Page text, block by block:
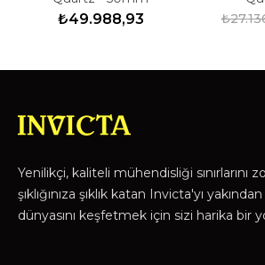
₺49.988,93
Yenilikçi, kaliteli mühendisliği sınırlarını
şıklığınıza şıklık katan Invicta'yı
dünyasını keşfetmek için sizi harika bir